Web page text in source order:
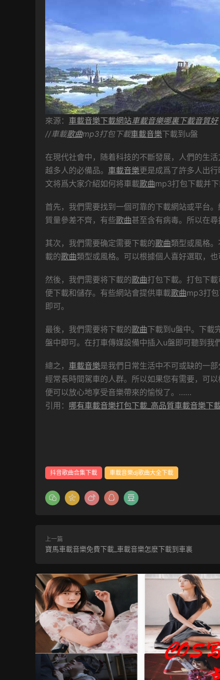
來源： 車載音樂下載網站車載音樂哪裏下載音質好
//車載歌曲mp3打包下載車載音樂下載到u盤
在現代社會中，随着科技的不斷發展，人們的生
越多人的必備品。 車載音樂更是成爲了許多人出
文将爲大家介紹如何将車載歌曲mp3打包下載并
首先，我們需要找到一個可靠的下載網站或平台
質量參差不齊，有些歌曲甚至含有病毒。所以在
其次，我們需要确定需要下載的歌曲類型或風格
載的歌曲類型或風格。可以根據個人喜好選取，
然後，我們需要将下載的歌曲打包下載。打包下
便下載和儲存。有些網站會提供車載歌曲mp3打
即可。
最後，我們需要将下載的歌曲下載到u盤中。下載
盤中即可。在打車傳媒設備中插入u盤即可聽到我
總之， 車載音樂是我們日常生活中不可或缺的一
經常長時間駕車的人群。所以如果您有需要，可
便可以放心地享受音樂帶來的愉悅了。……
引用： 哪有車載音樂打包下載_高品質車載音樂下
抖音歌曲合集下載 車載音樂dj歌曲大全下載
上一篇
寶馬車載音樂免費下載_車載音樂怎麽下載到車裏